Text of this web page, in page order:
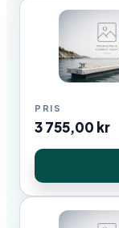
3 755,00 kr